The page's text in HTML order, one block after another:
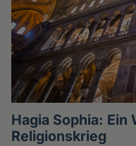
Hagia Sophia:
Religionskrieg